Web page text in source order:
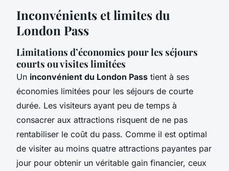
Inconvénients et limites du
London Pass
Limitations d’économies pour les séjours
courts ou visites limitées
Un inconvénient du London Pass tient à ses
économies limitées pour les séjours de courte
durée. Les visiteurs ayant peu de temps à
consacrer aux attractions risquent de ne pas
rentabiliser le coût du pass. Comme il est optimal
de visiter au moins quatre attractions payantes par
jour pour obtenir un véritable gain financier, ceux